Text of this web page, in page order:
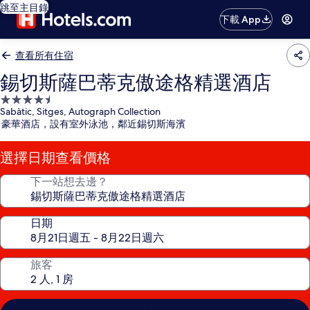
跳至主目錄
下載 App
查看所有住宿
錫切斯薩巴蒂克傲途格精選酒店
4.5
星
級
住
宿
Sabàtic, Sitges, Autograph Collection
豪華酒店，設有室外泳池，鄰近錫切斯海濱
選擇日期查看價格
下一站想去邊？
日期
旅客